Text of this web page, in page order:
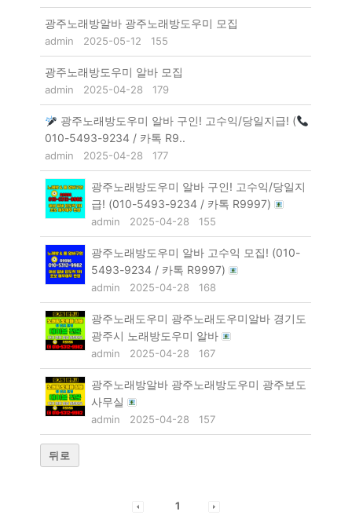
광주노래방알바 광주노래방도우미 모집
admin 2025-05-12 155
광주노래방도우미 알바 모집
admin 2025-04-28 179
광주노래방도우미 알바 구인! 고수익/당일지급! (
010-5493-9234 / 카톡 R9..
admin 2025-04-28 177
광주노래방도우미 알바 구인! 고수익/당일지
급! (010-5493-9234 / 카톡 R9997)
admin 2025-04-28 155
광주노래방도우미 알바 고수익 모집! (010-
5493-9234 / 카톡 R9997)
admin 2025-04-28 168
광주노래도우미 광주노래도우미알바 경기도
광주시 노래방도우미 알바
admin 2025-04-28 167
광주노래방알바 광주노래방도우미 광주보도
사무실
admin 2025-04-28 157
뒤로
1